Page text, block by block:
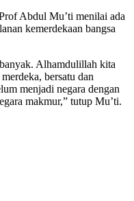
Abdul Mu’ti menilai ada
kemerdekaan bangsa
Alhamdulillah kita
bersatu dan
menjadi negara dengan
makmur,” tutup Mu’ti.